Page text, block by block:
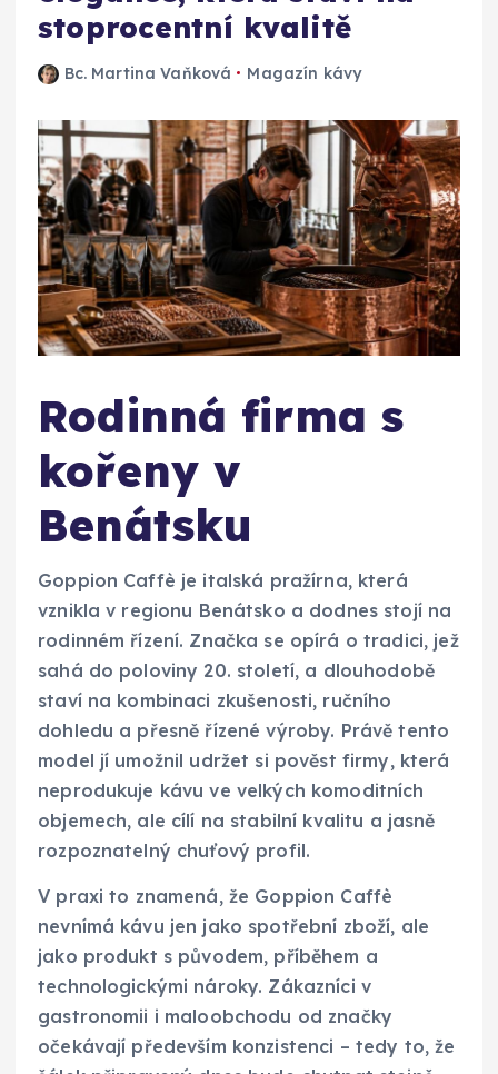
stoprocentní kvalitě
Bc. Martina Vaňková Magazín kávy
Rodinná firma s
kořeny v
Benátsku
Goppion Caffè je italská pražírna, která
vznikla v regionu Benátsko a dodnes stojí na
rodinném řízení. Značka se opírá o tradici, jež
sahá do poloviny 20. století, a dlouhodobě
staví na kombinaci zkušenosti, ručního
dohledu a přesně řízené výroby. Právě tento
model jí umožnil udržet si pověst firmy, která
neprodukuje kávu ve velkých komoditních
objemech, ale cílí na stabilní kvalitu a jasně
rozpoznatelný chuťový profil.
V praxi to znamená, že Goppion Caffè
nevnímá kávu jen jako spotřební zboží, ale
jako produkt s původem, příběhem a
technologickými nároky. Zákazníci v
gastronomii i maloobchodu od značky
očekávají především konzistenci – tedy to, že